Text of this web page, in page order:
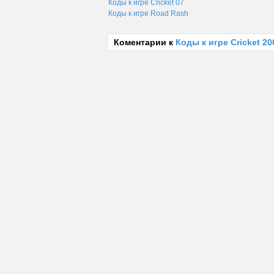
Коды к игре Cricket 07
Коды к игре Road Rash
Коментарии к Коды к игре Cricket